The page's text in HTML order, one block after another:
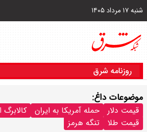
شنبه ۱۷ مرداد ۱۴۰۵
روزنامه شرق
موضوعات داغ:
قیمت دلار حمله آمریکا به ایران
کالابرگ
قیمت طلا
تنگه هرمز